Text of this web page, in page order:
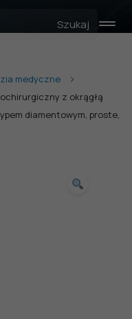
Szukaj
medyczne
z okrągłą
diamentowym, proste,